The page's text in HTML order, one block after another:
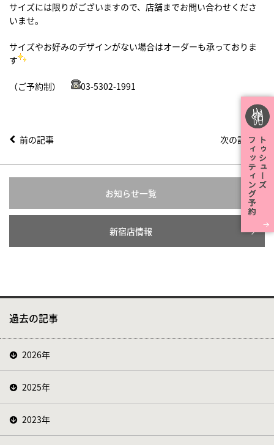
サイズには限りがございますので、店舗までお問い合わせくださ
いませ。
サイズやお好みのデザインがない場合はオーダーも承っておりま
す
（ご予約制） 03-5302-1991
前の記事 次の記事
お知らせ一覧
新宿店情報
過去の記事
2026年
2025年
2023年